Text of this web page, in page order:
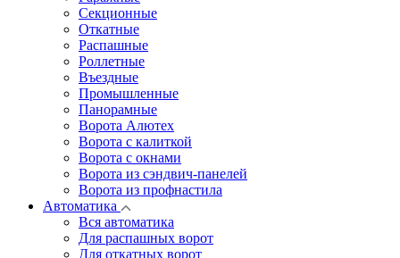
Секционные
Откатные
Распашные
Роллетные
Въездные
Промышленные
Панорамные
Ворота Алютех
Ворота с калиткой
Ворота c окнами
Ворота из сэндвич-панелей
Ворота из профнастила
Автоматика
Вся автоматика
Для распашных ворот
Для откатных ворот